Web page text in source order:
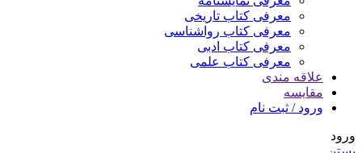
معرفی کتاب تاریخی
معرفی کتاب رواشناسی
معرفی کتاب ادبی
معرفی کتاب علمی
علاقه مندی
مقایسه
ورود / ثبت نام
ورود